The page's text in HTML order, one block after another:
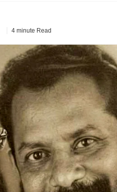
4 minute Read